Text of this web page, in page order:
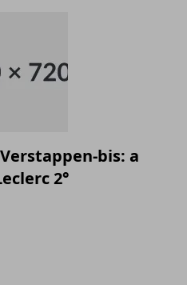
bis: a
2°